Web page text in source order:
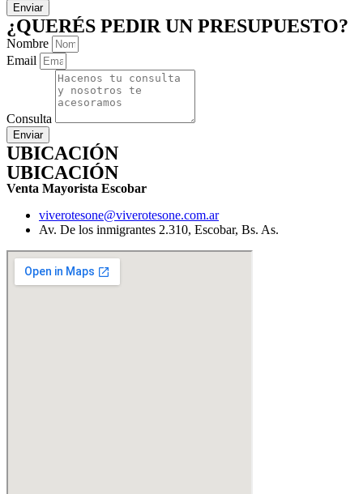
Enviar
¿QUERÉS PEDIR UN PRESUPUESTO?
Nombre
Email
Consulta
Enviar
UBICACIÓN
UBICACIÓN
Venta Mayorista Escobar
viverotesone@viverotesone.com.ar
Av. De los inmigrantes 2.310, Escobar, Bs. As.